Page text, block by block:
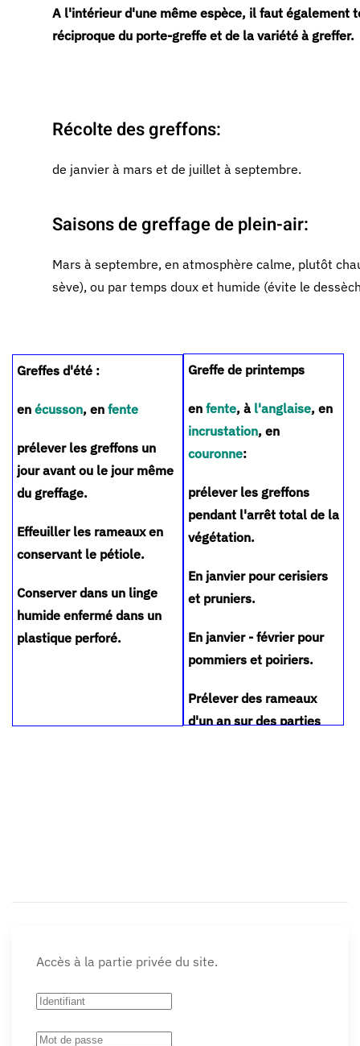
A l'intérieur d'une même espèce, il faut également
réciproque du porte-greffe et de la variété à greffer.
Récolte des greffons:
de janvier à mars et de juillet à septembre.
Saisons de greffage de plein-air:
Mars à septembre, en atmosphère calme, plutôt
sève), ou par temps doux et humide (évite le
Greffes d'été :
en écusson, en fente
prélever les greffons un
jour avant ou le jour même
du greffage.
Effeuiller les rameaux en
conservant le pétiole.
Conserver dans un linge
humide enfermé dans un
plastique perforé.
Greffe de printemps
enfente, à l'anglaise, en
incrustation, en
couronne:
prélever les greffons
pendant l'arrêt total de la
végétation.
En janvier pour cerisiers
et pruniers.
En janvier - février pour
pommiers et poiriers.
Prélever des rameaux
d'un an sur des parties
Accès à la partie privée du site.